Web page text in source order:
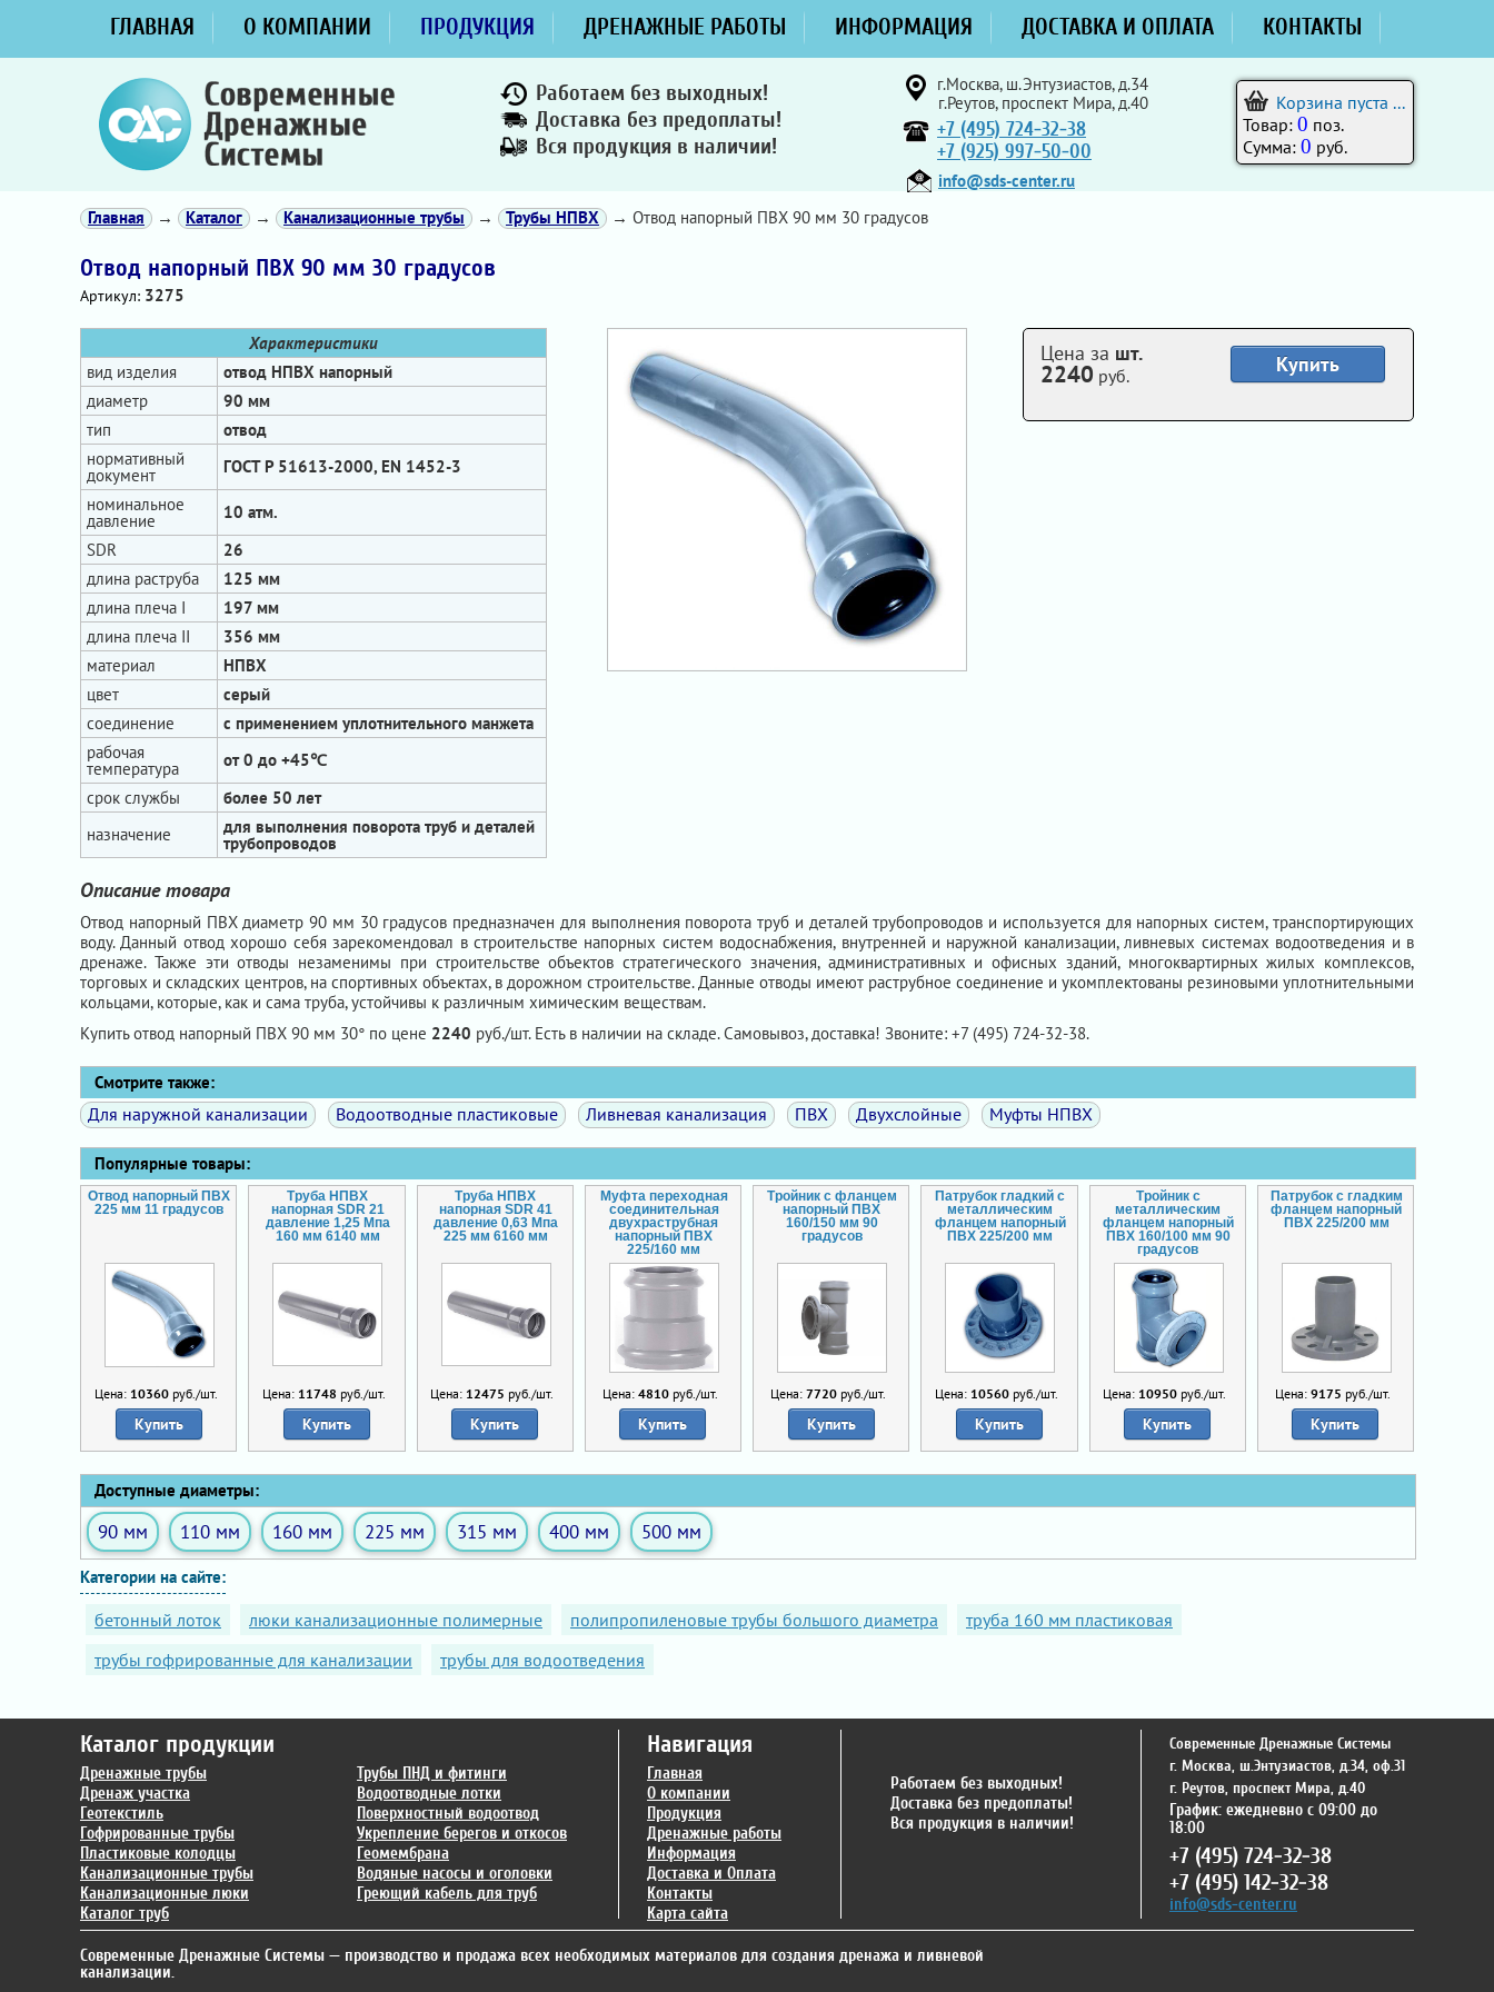
ГЛАВНАЯ О КОМПАНИИ ПРОДУКЦИЯ ДРЕНАЖНЫЕ РАБОТЫ ИНФОРМАЦИЯ ДОСТАВКА И ОПЛАТА КОНТАКТЫ
Работаем без выходных!
Доставка без предоплаты!
Вся продукция в наличии!
г.Москва, ш.Энтузиастов, д.34
г.Реутов, проспект Мира, д.40
+7 (495) 724-32-38
+7 (925) 997-50-00
info@sds-center.ru
Корзина пуста ...
Товар: 0 поз.
Сумма: 0 руб.
Главная → Каталог → Канализационные трубы → Трубы НПВХ → Отвод напорный ПВХ 90 мм 30 градусов
Отвод напорный ПВХ 90 мм 30 градусов
Артикул: 3275
Характеристики
вид изделия
отвод НПВХ напорный
диаметр
90 мм
тип
отвод
нормативный
документ
ГОСТ Р 51613-2000, EN 1452-3
номинальное
давление
10 атм.
SDR
26
длина раструба
125 мм
длина плеча I
197 мм
длина плеча II
356 мм
материал
НПВХ
цвет
серый
соединение
с применением уплотнительного манжета
рабочая
температура
от 0 до +45℃
срок службы
более 50 лет
назначение
для выполнения поворота труб и деталей
трубопроводов
Купить
Цена за шт.
2240 руб.
Описание товара
Отвод напорный ПВХ диаметр 90 мм 30 градусов предназначен для выполнения поворота труб и деталей трубопроводов и используется для напорных систем, транспортирующих
воду. Данный отвод хорошо себя зарекомендовал в строительстве напорных систем водоснабжения, внутренней и наружной канализации, ливневых системах водоотведения и в
дренаже. Также эти отводы незаменимы при строительстве объектов стратегического значения, административных и офисных зданий, многоквартирных жилых комплексов,
торговых и складских центров, на спортивных объектах, в дорожном строительстве. Данные отводы имеют раструбное соединение и укомплектованы резиновыми уплотнительными
кольцами, которые, как и сама труба, устойчивы к различным химическим веществам.
Купить отвод напорный ПВХ 90 мм 30° по цене 2240 руб./шт. Есть в наличии на складе. Самовывоз, доставка! Звоните: +7 (495) 724-32-38.
Смотрите также:
Для наружной канализации Водоотводные пластиковые Ливневая канализация ПВХ Двухслойные Муфты НПВХ
Популярные товары:
Отвод напорный ПВХ
225 мм 11 градусов
Цена: 10360руб./шт.
Купить
Труба НПВХ
напорная SDR 21
давление 1,25 Мпа
160 мм 6140 мм
Цена: 11748 руб./шт.
Купить
Труба НПВХ
напорная SDR 41
давление 0,63 Мпа
225 мм 6160 мм
Цена: 12475 руб./шт.
Купить
Муфта переходная
соединительная
двухраструбная
напорный ПВХ
225/160 мм
Цена: 4810руб./шт.
Купить
Тройник с фланцем
напорный ПВХ
160/150 мм 90
градусов
Цена:7720 руб./шт.
Купить
Патрубок гладкий с
металлическим
фланцем напорный
ПВХ 225/200 мм
Цена: 10560руб./шт.
Купить
Тройник с
металлическим
фланцем напорный
ПВХ 160/100 мм 90
градусов
Цена: 10950 руб./шт.
Купить
Патрубок с гладким
фланцем напорный
ПВХ 225/200 мм
Цена: 9175 руб./шт.
Купить
Доступные диаметры:
90 мм 110 мм 160 мм 225 мм 315 мм 400 мм 500 мм
Категории на сайте:
бетонный лоток люки канализационные полимерные полипропиленовые трубы большого диаметра
труба 160 мм пластиковая
трубы гофрированные для канализации
трубы для водоотведения
Каталог продукции
Дренажные трубы
Дренаж участка
Геотекстиль
Гофрированные трубы
Пластиковые колодцы
Канализационные трубы
Канализационные люки
Каталог труб
Трубы ПНД и фитинги
Водоотводные лотки
Поверхностный водоотвод
Укрепление берегов и откосов
Геомембрана
Водяные насосы и оголовки
Греющий кабель для труб
Навигация
Главная
О компании
Продукция
Дренажные работы
Информация
Доставка и Оплата
Контакты
Карта сайта
Работаем без выходных!
Доставка без предоплаты!
Вся продукция в наличии!
Современные Дренажные Системы
г. Москва, ш.Энтузиастов, д.34, оф.31
г. Реутов, проспект Мира, д.40
График: ежедневно с 09:00 до
18:00
+7 (495) 724-32-38
+7 (495) 142-32-38
info@sds-center.ru
Современные Дренажные Системы — производство и продажа всех необходимых материалов для создания дренажа и ливневой
канализации.